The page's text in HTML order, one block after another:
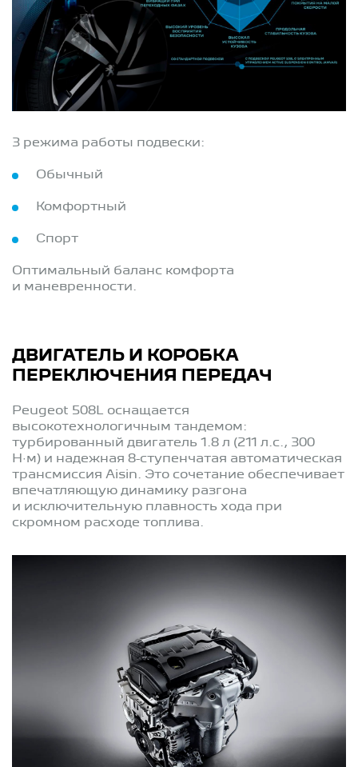
3 режима работы подвески:
Обычный
Комфортный
Спорт
Оптимальный баланс комфорта
и маневренности.
ДВИГАТЕЛЬ И КОРОБКА
ПЕРЕКЛЮЧЕНИЯ ПЕРЕДАЧ
Peugeot 508L оснащается
высокотехнологичным тандемом:
турбированный двигатель 1.8 л (211 л.с., 300
Н·м) и надежная 8-ступенчатая автоматическая
трансмиссия Aisin. Это сочетание обеспечивает
впечатляющую динамику разгона
и исключительную плавность хода при
скромном расходе топлива.